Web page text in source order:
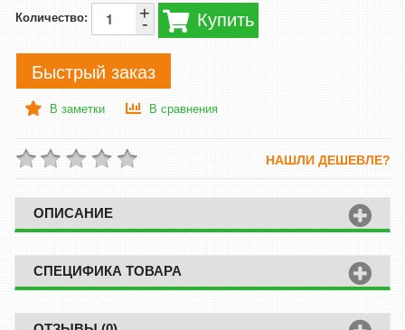
Количество: -
+ Купить
Быстрый заказ
В заметки В сравнения
НАШЛИ ДЕШЕВЛЕ?
ОПИСАНИЕ
СПЕЦИФИКА ТОВАРА